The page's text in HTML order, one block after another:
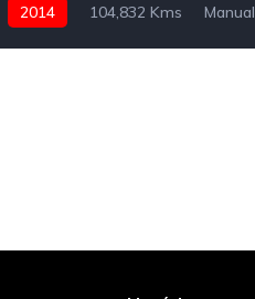
2014 104,832 Kms Manual